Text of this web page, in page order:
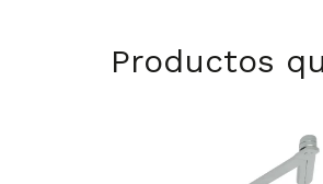
Productos